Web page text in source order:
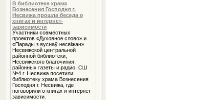
В библиотеке храма
Вознесения Господня г.
Несвижа прошла беседа о
книгах и интернет-
зависимости
Участники совместных
проектов «Духовное слово» и
«Парады з вуснаў несвіжан»
Несвижской центральной
районной библиотеки,
Несвижского благочиния,
районных газеты и радио, СШ
№4 г. Несвижа посетили
библиотеку храма Вознесения
Господня г. Несвижа, где
поговорили о книгах и интернет-
зависимости.